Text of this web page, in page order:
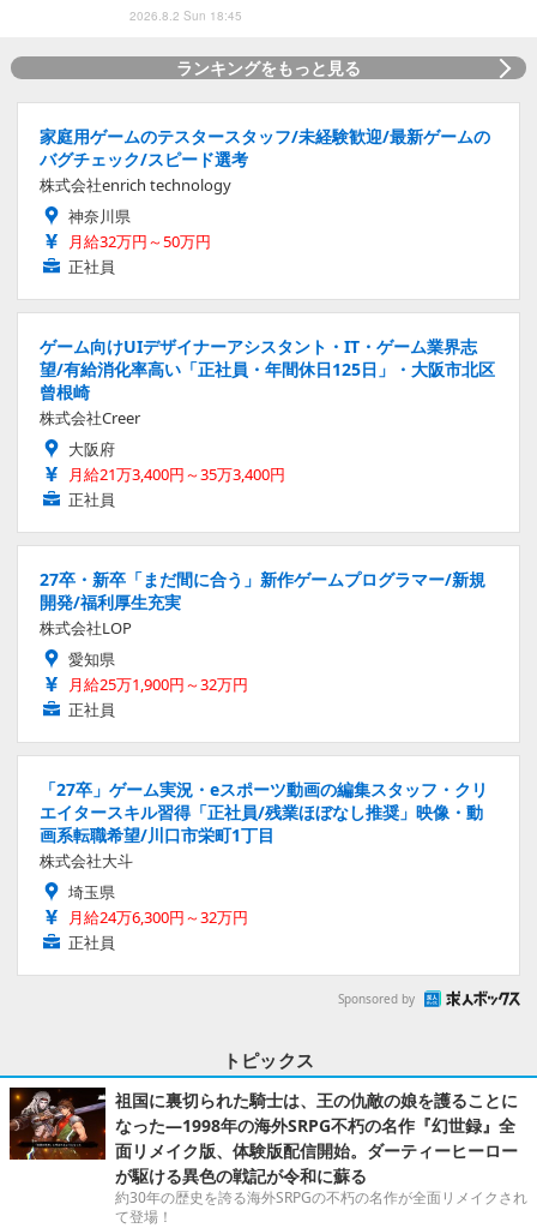
2026.8.2 Sun 18:45
ランキングをもっと見る
家庭用ゲームのテスタースタッフ/未経験歓迎/最新ゲームの
バグチェック/スピード選考
株式会社enrich technology
神奈川県
月給32万円～50万円
正社員
ゲーム向けUIデザイナーアシスタント・IT・ゲーム業界志
望/有給消化率高い「正社員・年間休日125日」・大阪市北区
曾根崎
株式会社Creer
大阪府
月給21万3,400円～35万3,400円
正社員
27卒・新卒「まだ間に合う」新作ゲームプログラマー/新規
開発/福利厚生充実
株式会社LOP
愛知県
月給25万1,900円～32万円
正社員
「27卒」ゲーム実況・eスポーツ動画の編集スタッフ・クリ
エイタースキル習得「正社員/残業ほぼなし推奨」映像・動
画系転職希望/川口市栄町1丁目
株式会社大斗
埼玉県
月給24万6,300円～32万円
正社員
Sponsored by
トピックス
祖国に裏切られた騎士は、王の仇敵の娘を護ることに
なった―1998年の海外SRPG不朽の名作『幻世録』全
面リメイク版、体験版配信開始。ダーティーヒーロー
が駆ける異色の戦記が令和に蘇る
約30年の歴史を誇る海外SRPGの不朽の名作が全面リメイクされ
て登場！